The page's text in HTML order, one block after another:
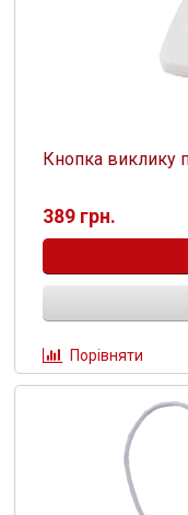
Кнопка виклику
389 грн.
Порівняти